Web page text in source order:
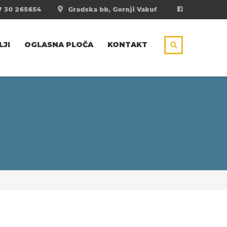
Gradska bb, Gornji Vakuf
30 265654
OGLASNA PLOČA KONTAKT